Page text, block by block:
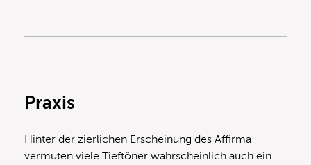
Praxis
Hinter der zierlichen Erscheinung des Affirma
vermuten viele Tieftöner wahrscheinlich auch ein